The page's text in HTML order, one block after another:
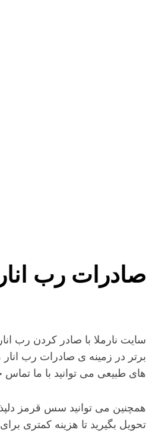
صادرات رب
سایت نارملا با صادر کردن رب
برتر در زمینه ی صادرات رب
های طبیعی می توانید با ما تماس
همچنین می توانید سس قرمز
تحویل بگیرید تا هزینه کمتری